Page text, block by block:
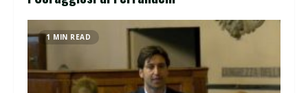
1 MIN READ